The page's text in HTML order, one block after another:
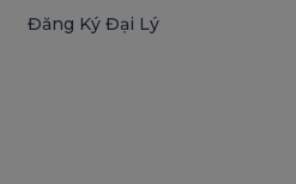
Đăng Ký Đại Lý